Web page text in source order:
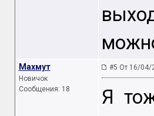
Махмут
Новичок
Сообщения: 18
#5 От 16/04/
Я